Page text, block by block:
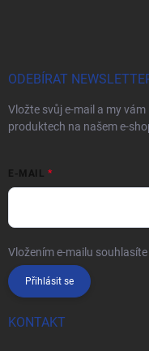
ODEBÍRAT
Vložte svůj e-mail a my
produktech na našem e-
E-MAIL
Vložením e-mailu souhlasíte
Přihlásit se
KONTAKT